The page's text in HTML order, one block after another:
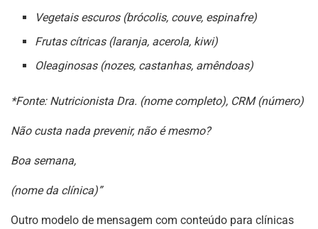
Vegetais escuros (brócolis, couve, espinafre)
Frutas cítricas (laranja, acerola, kiwi)
Oleaginosas (nozes, castanhas, amêndoas)
*Fonte: Nutricionista Dra. (nome completo), CRM (número)
Não custa nada prevenir, não é mesmo?
Boa semana,
(nome da clínica)”
Outro modelo de mensagem com conteúdo para clínicas